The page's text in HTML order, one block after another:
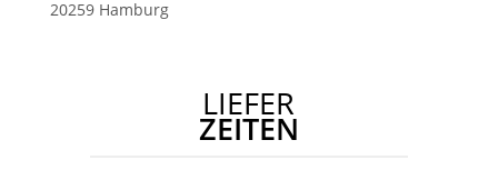
20259 Hamburg
LIEFER
ZEITEN